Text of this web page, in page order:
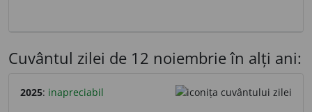
Cuvântul zilei de 12 noiembrie în alți ani:
2025: inapreciabil